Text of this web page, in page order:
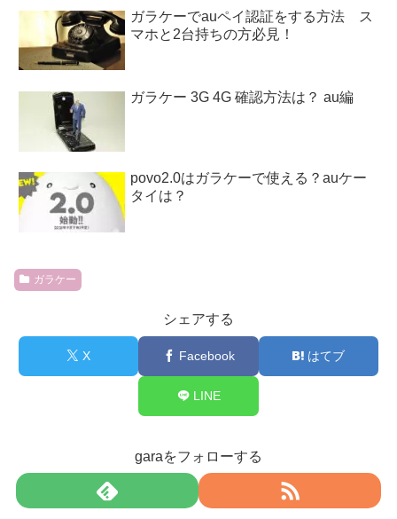
ガラケーでauペイ認証をする方法 ス
マホと2台持ちの方必見！
ガラケー 3G 4G 確認方法は？ au編
povo2.0はガラケーで使える？auケー
タイは？
ガラケー
シェアする
X Facebook はてブ
LINE
garaをフォローする